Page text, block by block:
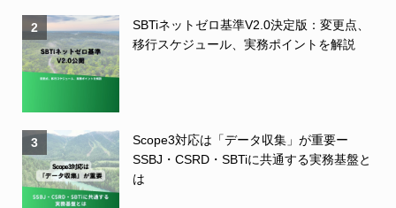
2
SBTiネットゼロ基準V2.0決定版：変更点、
移行スケジュール、実務ポイントを解説
3
Scope3対応は「データ収集」が重要ー
SSBJ・CSRD・SBTiに共通する実務基盤と
は